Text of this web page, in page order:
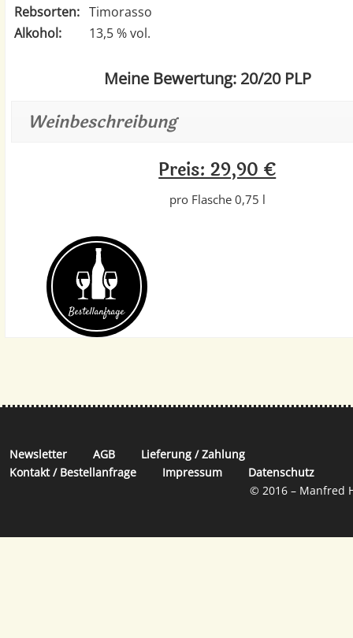
Rebsorten: Timorasso
Alkohol:
13,5 % vol.
Meine Bewertung: 20/20 PLP
Weinbeschreibung
Preis: 29,90 €
pro Flasche 0,75 l
Bestell­anfrage
Newsletter AGB
Lieferung / Zahlung
Kontakt / Bestellanfrage
Impressum
Datenschutz
© 2016 – Manfred